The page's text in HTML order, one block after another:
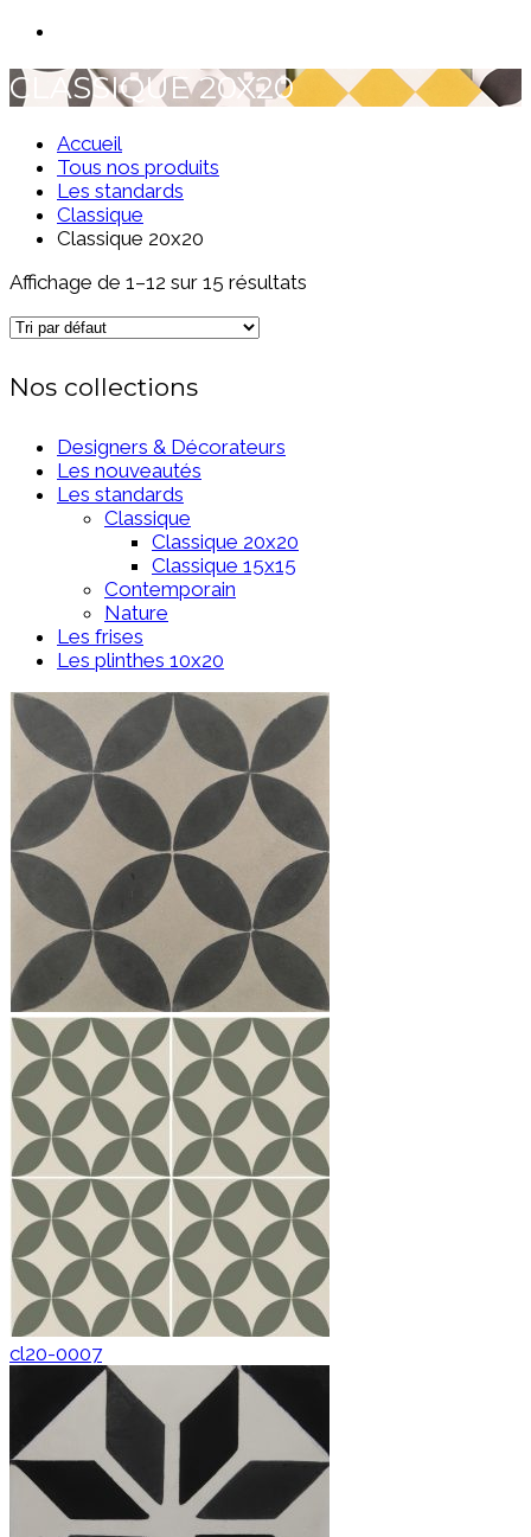
CLASSIQUE 20X20
Accueil
Tous nos produits
Les standards
Classique
Classique 20x20
Affichage de 1–12 sur 15 résultats
Nos collections
Designers & Décorateurs
Les nouveautés
Les standards
Classique
Classique 20x20
Classique 15x15
Contemporain
Nature
Les frises
Les plinthes 10x20
cl20-0007